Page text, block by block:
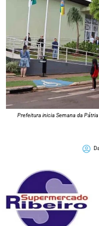
Prefeitura inicia Semana da